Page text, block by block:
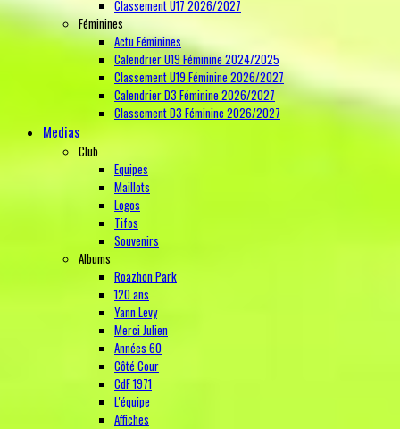
Classement U17 2026/2027
Féminines
Actu Féminines
Calendrier U19 Féminine 2024/2025
Classement U19 Féminine 2026/2027
Calendrier D3 Féminine 2026/2027
Classement D3 Féminine 2026/2027
Medias
Club
Equipes
Maillots
Logos
Tifos
Souvenirs
Albums
Roazhon Park
120 ans
Yann Levy
Merci Julien
Années 60
Côté Cour
CdF 1971
L'équipe
Affiches